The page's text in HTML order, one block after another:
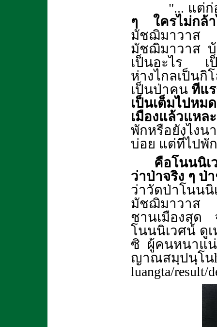
"... แต่ก่อน
ๆ ใครไม่กล้
มัชฌิมาวาส
มัชฌิมาวาส
เป็นอะไร เป็
ห่างไกลเป็นกิ
เป็นป่าคน ทีแ
เป็นเต็มไปหม
เมืองแล้วแหละ
พักหรือยังไงน
บ่อย แต่ที่ไปพั
คือโนนนิเ
ว่าป่าจริง ๆ ป่
ว่าวัดป่าโนน
มัชฌิมาวาส
ชานเมืองสุด
โนนนิเวศน์ ดู
ซิ ผู้คนหนาแ
ญาณสมฺปนฺโน
luangta/result/